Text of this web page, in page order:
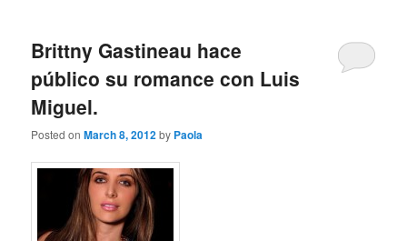
Brittny Gastineau hace
público su romance con Luis
Miguel.
Posted onMarch 8, 2012by Paola